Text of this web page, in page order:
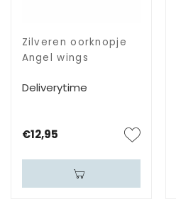
Zilveren oorknopje
Angel wings
Deliverytime
€12,95